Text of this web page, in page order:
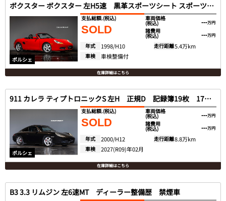
ボクスター ボクスター 左H5速 黒革スポーツシート スポーツシャーシ
ポルシェ
支払総額.(税込)
SOLD
車両価格
(税込) ---万円
諸費用
(税込) ---万円
年式 1998/H10 走行距離5.4万km
車検 車検整備付
在庫詳細はこちら
911 カレラ ティプトロニックS 左H 正規D 記録簿19枚 17インチAW
ポルシェ
支払総額.(税込)
SOLD
車両価格
(税込) ---万円
諸費用
(税込) ---万円
年式 2000/H12 走行距離8.8万km
車検 2027(R09)年02月
在庫詳細はこちら
B3 3.3 リムジン 左6速MT ディーラー整備歴 禁煙車